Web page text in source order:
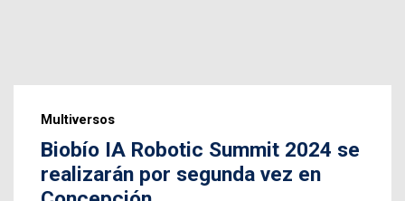
Multiversos
Biobío IA Robotic Summit 2024 se
realizarán por segunda vez en